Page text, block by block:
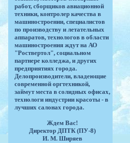
работ, сборщиков авиационной
техники, контролер качества в
машиностроении, специалистов
по производству и летательных
аппаратов, технологов в области
машиностроения ждут на АО
"Роствертол", социальном
партнере колледжа, и других
предприятиях города.
Делопроизводители, владеющие
современной оргтехникой,
займут места в солидных офисах,
технологи индустрии красоты - в
лучших салонах города.
Ждем Вас!
Директор ДПТК (ПУ-8)
И. М. Ширяев